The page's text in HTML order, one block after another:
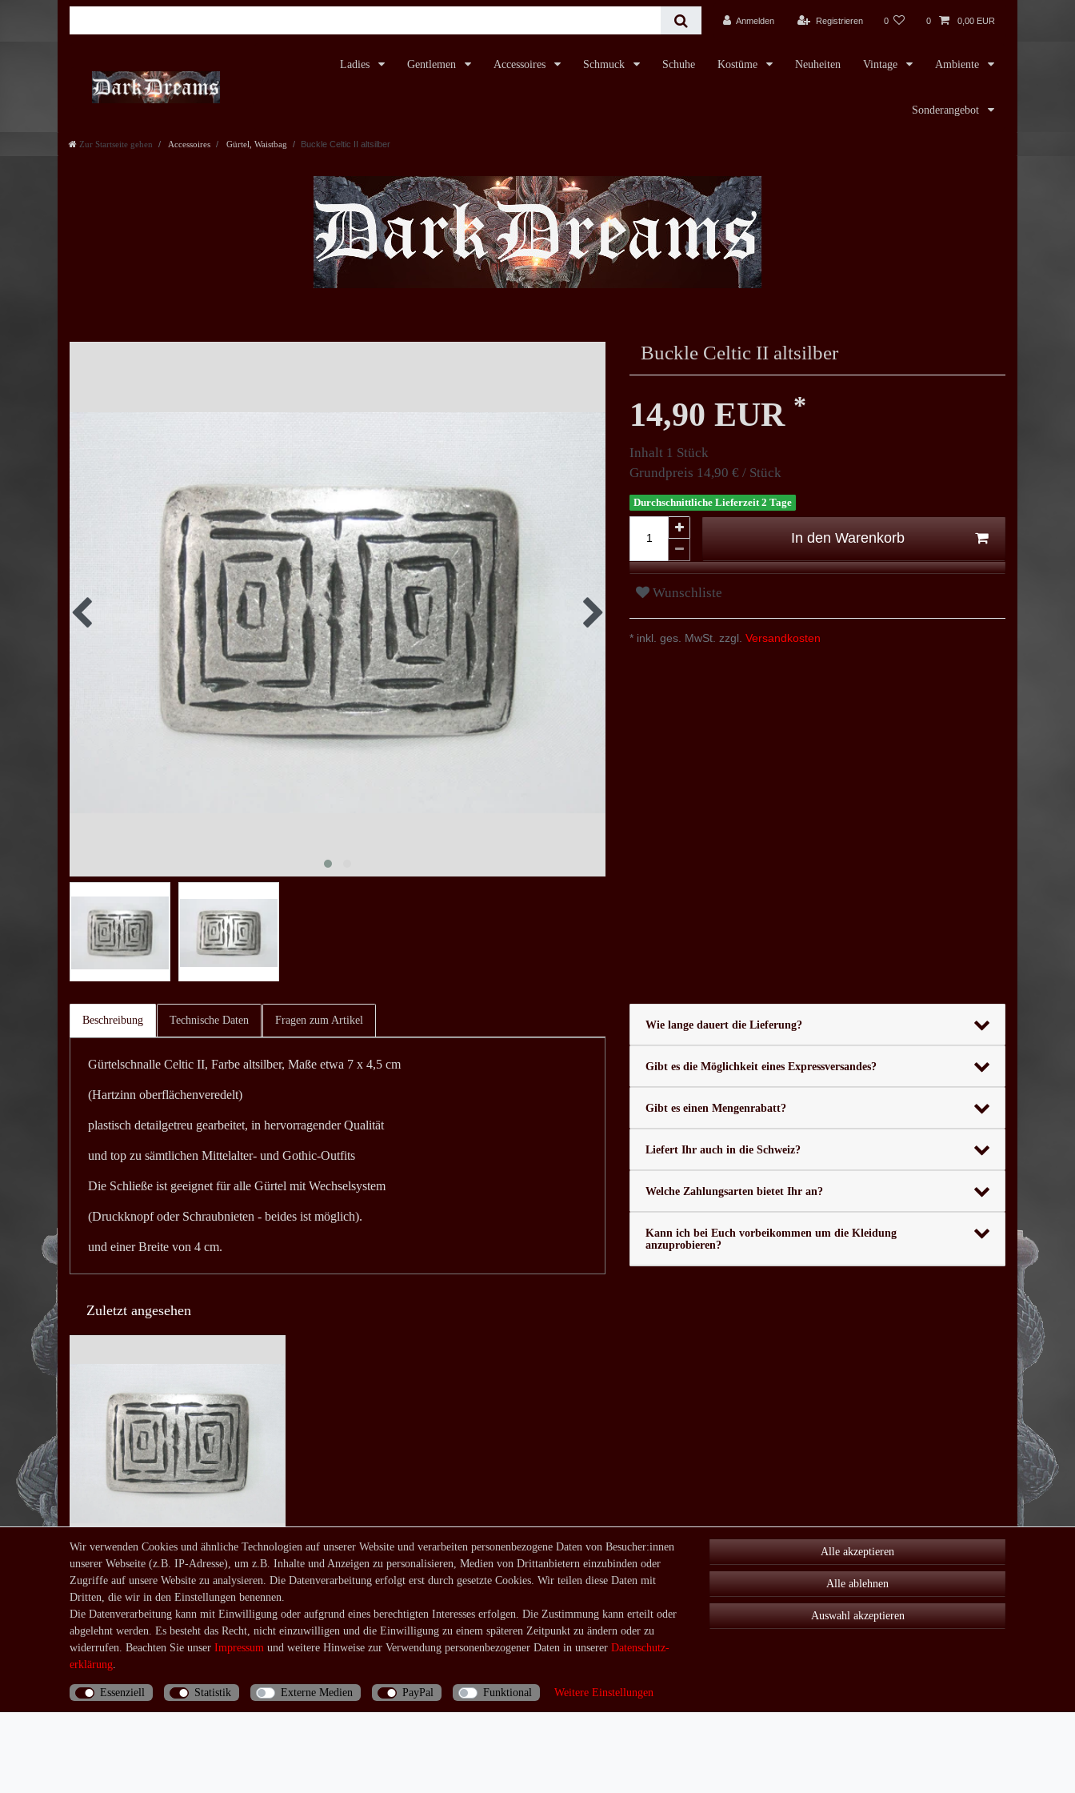
Anmelden Registrieren 0 0 0,00 EUR
Ladies Gentlemen Accessoires Schmuck Schuhe Kostüme Neuheiten Vintage Ambiente
Sonderangebot
Zur Startseite gehen Accessoires Gürtel, Waistbag Buckle Celtic II altsilber
Buckle Celtic II altsilber
14,90 EUR *
Inhalt 1 Stück
Grundpreis 14,90 € / Stück
Durchschnittliche Lieferzeit 2 Tage
In den Warenkorb
Wunschliste
* inkl. ges. MwSt. zzgl. Versandkosten
Beschreibung Technische Daten Fragen zum Artikel
Gürtelschnalle Celtic II, Farbe altsilber, Maße etwa 7 x 4,5 cm
(Hartzinn oberflächenveredelt)
plastisch detailgetreu gearbeitet, in hervorragender Qualität
und top zu sämtlichen Mittelalter- und Gothic-Outfits
Die Schließe ist geeignet für alle Gürtel mit Wechselsystem
(Druckknopf oder Schraubnieten - beides ist möglich).
und einer Breite von 4 cm.
Wie lange dauert die Lieferung?
Gibt es die Möglichkeit eines Expressversandes?
Gibt es einen Mengenrabatt?
Liefert Ihr auch in die Schweiz?
Welche Zahlungsarten bietet Ihr an?
Kann ich bei Euch vorbeikommen um die Kleidung
anzuprobieren?
Zuletzt angesehen
Buckle Celtic II altsilber
14,90 € *
*inkl. ges. MwSt.zzgl.
Versandkosten
Wir verwenden Cookies und ähnliche Technologien auf unserer Website und verarbeiten personenbezogene Daten von Besucher:innen
unserer Webseite (z.B. IP-Adresse), um z.B. Inhalte und Anzeigen zu personalisieren, Medien von Drittanbietern einzubinden oder
Zugriffe auf unsere Website zu analysieren. Die Datenverarbeitung erfolgt erst durch gesetzte Cookies. Wir teilen diese Daten mit
Dritten, die wir in den Einstellungen benennen.
Die Datenverarbeitung kann mit Einwilligung oder aufgrund eines berechtigten Interesses erfolgen. Die Zustimmung kann erteilt oder
abgelehnt werden. Es besteht das Recht, nicht einzuwilligen und die Einwilligung zu einem späteren Zeitpunkt zu ändern oder zu
widerrufen. Beachten Sie unser Impressum und weitere Hinweise zur Verwendung personenbezogener Daten in unserer Daten­schutz­
erklärung.
Essenziell Statistik Externe Medien PayPal Funktional Weitere Einstellungen
Alle akzeptieren
Alle ablehnen
Auswahl akzeptieren